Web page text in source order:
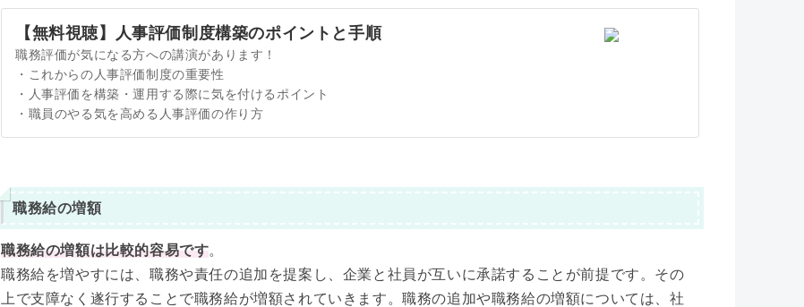
【無料視聴】人事評価制度構築のポイントと手順
職務評価が気になる方への講演があります！
・これからの人事評価制度の重要性
・人事評価を構築・運用する際に気を付けるポイント
・職員のやる気を高める人事評価の作り方
職務給の増額
職務給の増額は比較的容易です。
職務給を増やすには、職務や責任の追加を提案し、企業と社員が互いに承諾することが前提です。その
上で支障なく遂行することで職務給が増額されていきます。職務の追加や職務給の増額については、社